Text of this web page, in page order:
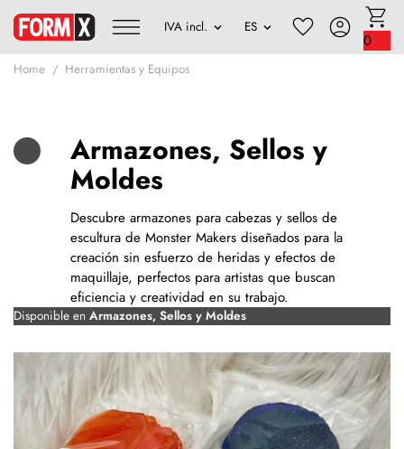
0
Home Herramientas y Equipos
Armazones, Sellos y
Moldes
Descubre armazones para cabezas y sellos de
escultura de Monster Makers diseñados para la
creación sin esfuerzo de heridas y efectos de
maquillaje, perfectos para artistas que buscan
eficiencia y creatividad en su trabajo.
Disponible en Armazones, Sellos y Moldes